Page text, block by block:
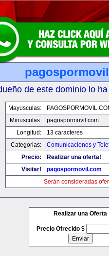
de este dominio lo
Mayusculas:
Minusculas:
pagospormovil.com
Longitud:
13 caracteres
Categorias:
Comunicaciones y
Precio:
Realizar una oferta!
Visitar!
pagospormovil.com
Serán consideradas
Realizar una Oferta
Precio Ofrecido $